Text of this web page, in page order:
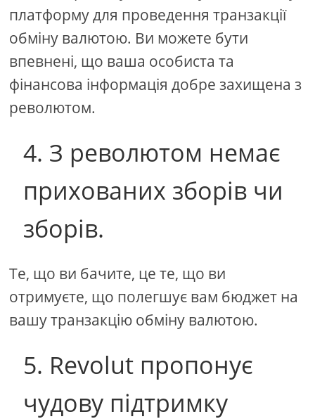
платформу для проведення транзакції
обміну валютою. Ви можете бути
впевнені, що ваша особиста та
фінансова інформація добре захищена з
револютом.
4. З револютом немає
прихованих зборів чи
зборів.
Те, що ви бачите, це те, що ви
отримуєте, що полегшує вам бюджет на
вашу транзакцію обміну валютою.
5. Revolut пропонує
чудову підтримку